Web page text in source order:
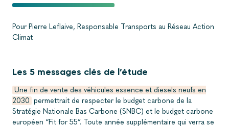
Pour Pierre Leflaive, Responsable Transports au Réseau Action
Climat
Les 5 messages clés de l’étude
Une fin de vente des véhicules essence et diesels neufs en
2030 permettrait de respecter le budget carbone de la
Stratégie Nationale Bas Carbone (SNBC) et le budget carbone
européen “Fit for 55”. Toute année supplémentaire qui verra se